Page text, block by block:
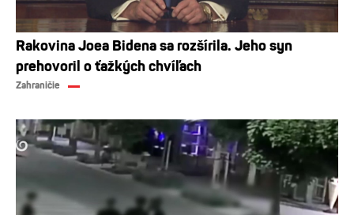
Rakovina Joea Bidena sa rozšírila. Jeho syn
prehovoril o ťažkých chvíľach
Zahraničie